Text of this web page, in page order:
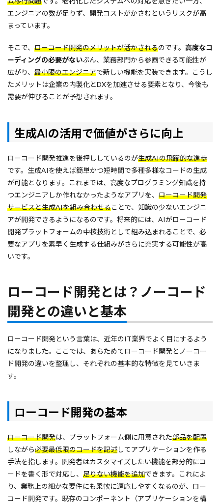
エンジニアの数が足りず、開発コストがかさむというリスクが高
まっています。
そこで、 ローコード開発のメリットが活かされるのです。 高度なコ
ーディングの必要がないぶん、業務部門から参画できる可能性が
広がり、 最小限のエンジニアで新しい機能を実装できます。こうし
たメリットは企業の内製化とDXを加速させる要素となり、今後も
需要が伸びることが予想されます。
生成AIの活用で価値がさらに向上
ローコード開発推進を後押ししているのが生成AIの飛躍的な進歩
です。生成AIを使えば簡単かつ短時間で多種多様なコードの生成
が可能となります。これまでは、高度なプログラミング知識を持
つエンジニアしか作れなかったようなアプリを、 ローコード開発
サービスと生成AIを組み合わせることで、知識の少ないエンジニ
アが開発できるようになるのです。将来的には、AIがローコード
開発プラットフォームの中核技術として組み込まれることで、必
要なアプリを素早く生成する仕組みがさらに充実する可能性が高
いです。
ローコード開発とは？ノーコード
開発との違いと基本
ローコード開発という言葉は、近年のIT業界でよく目にするよう
になりました。ここでは、あらためてローコード開発とノーコー
ド開発の違いを整理し、それぞれの基本的な特徴を見ていきま
す。
ローコード開発の基本
ローコード開発は、プラットフォーム側に用意された部品を配置
しながら必要最低限のコードを記述してアプリケーションを作る
手法を指します。開発者はカスタマイズしたい機能を部分的にコ
ードを書く形で対応し、 足りない機能を追加できます。これによ
り、業務上の細かな要件にも柔軟に適応しやすくなるのが、ロー
コード開発です。既存のコンポーネント（アプリケーションを構